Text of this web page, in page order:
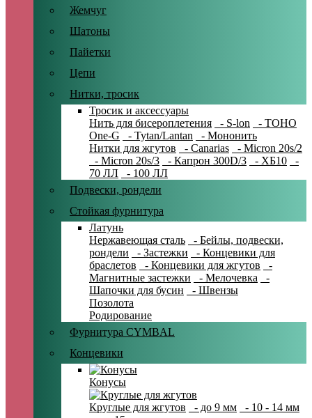
Жемчуг
Шатоны
Пайетки
Цепи
Нитки, тросик
Тросик и аксессуары
Нить для бисероплетения
- S-lon
- TOHO
One-G
- Tytan/Lantan
- Мононить
Нитки для жгутов
- Canarias
- Micron 20s/2
- Micron 20s/3
- Капрон 300D/3 - ХБ10
-
70 ЛЛ
- 100 ЛЛ
Подвески, рондели
Стойкая фурнитура
Латунь
Нержавеющая сталь
- Бейлы, подвески,
рондели
- Застежки
- Концевики для
браслетов
- Концевики для жгутов
-
Магнитные застежки
- Мелочевка
-
Шапочки для бусин
- Швензы
Позолота
Родирование
Фурнитура CYMBAL
Концевики
Конусы
Круглые для жгутов - до 9 мм
- 10 - 14 мм